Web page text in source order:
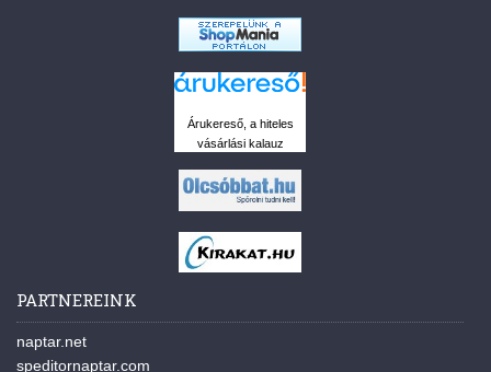
Árukereső, a hiteles
vásárlási kalauz
PARTNEREINK
naptar.net
speditornaptar.com